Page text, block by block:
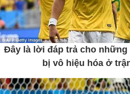
Đây là lời đáp trả cho
bị vô hiệu hóa ở